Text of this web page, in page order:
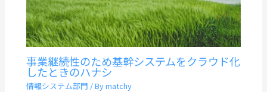
事業継続性のため基幹システムをクラウド化
したときのハナシ
情報システム部門 / Bymatchy